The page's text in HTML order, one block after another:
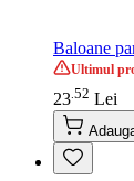
Baloane
Ultimul
23 52 Lei